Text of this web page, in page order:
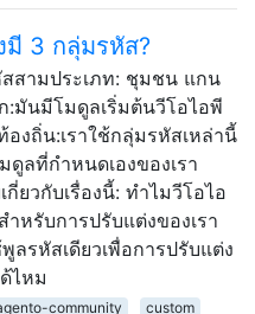
มี 3 กลุ่มรหัส?
สามประเภท: ชุมชน แกน
:มันมีโมดูลเริ่มต้นวีโอไอพี
งถิ่น:เราใช้กลุ่มรหัสเหล่านี้
ลที่กำหนดเองของเรา
ยวกับเรื่องนี้: ทำไมวีโอไอ
หรับการปรับแต่งของเรา
ลรหัสเดียวเพื่อการปรับแต่ง
ไหม
community custom